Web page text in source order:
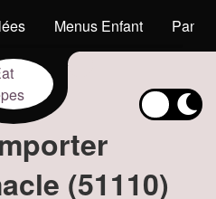
Menus Enfant
(51110)